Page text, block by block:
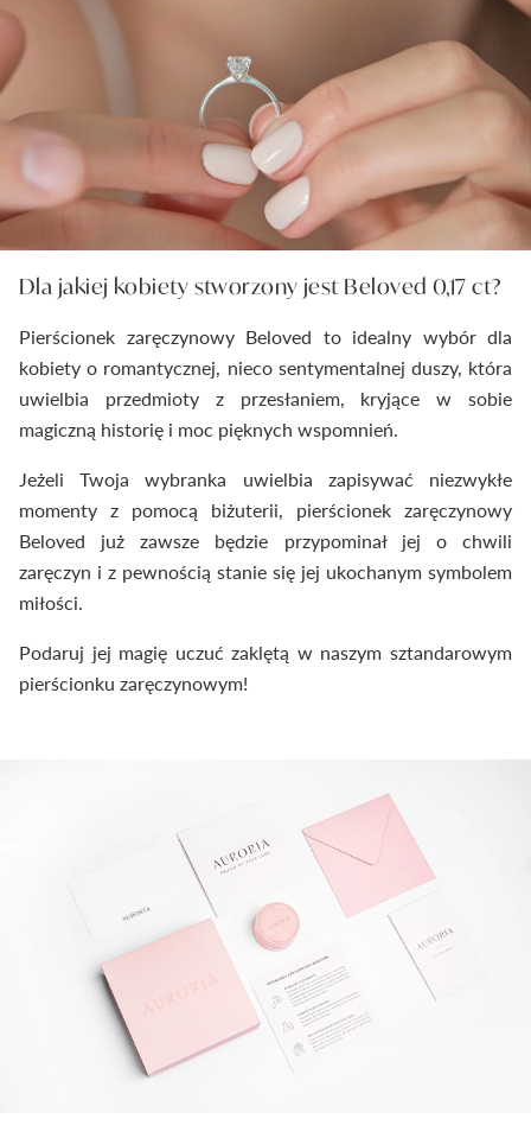
Dla jakiej kobiety stworzony jest Beloved 0,17 ct?
Pierścionek zaręczynowy Beloved to idealny wybór dla
kobiety o romantycznej, nieco sentymentalnej duszy, która
uwielbia przedmioty z przesłaniem, kryjące w sobie
magiczną historię i moc pięknych wspomnień.
Jeżeli Twoja wybranka uwielbia zapisywać niezwykłe
momenty z pomocą biżuterii, pierścionek zaręczynowy
Beloved już zawsze będzie przypominał jej o chwili
zaręczyn i z pewnością stanie się jej ukochanym symbolem
miłości.
Podaruj jej magię uczuć zaklętą w naszym sztandarowym
pierścionku zaręczynowym!